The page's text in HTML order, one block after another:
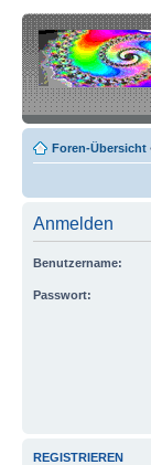
Foren-Übersicht
Anmelden
Benutzername:
Passwort:
REGISTRIEREN